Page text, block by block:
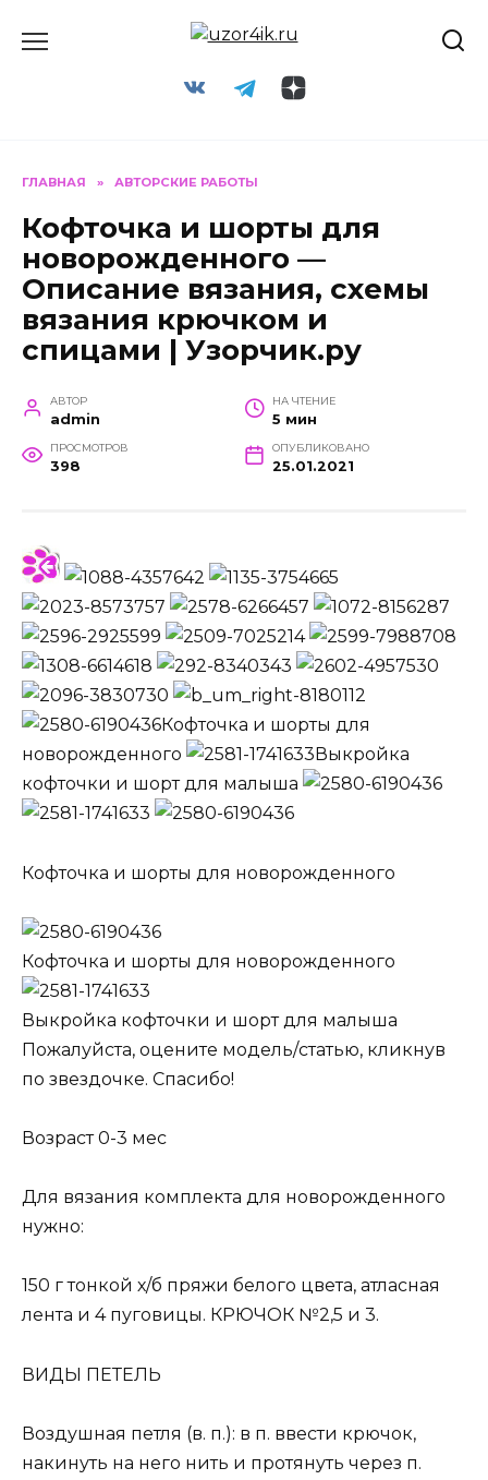
ГЛАВНАЯ » АВТОРСКИЕ РАБОТЫ
Кофточка и шорты для
новорожденного —
Описание вязания, схемы
вязания крючком и
спицами | Узорчик.ру
АВТОР
admin
НА ЧТЕНИЕ
5 мин
ПРОСМОТРОВ
398
ОПУБЛИКОВАНО
25.01.2021
Кофточка и шорты для
новорожденного
Выкройка
кофточки и шорт для малыша
Кофточка и шорты для новорожденного
Кофточка и шорты для новорожденного
Выкройка кофточки и шорт для малыша
Пожалуйста, оцените модель/статью, кликнув
по звездочке. Спасибо!
Возраст 0-3 мес
Для вязания комплекта для новорожденного
нужно:
150 г тонкой х/б пряжи белого цвета, атласная
лента и 4 пуговицы. КРЮЧОК №2,5 и 3.
ВИДЫ ПЕТЕЛЬ
Воздушная петля (в. п.): в п. ввести крючок,
накинуть на него нить и протянуть через п.